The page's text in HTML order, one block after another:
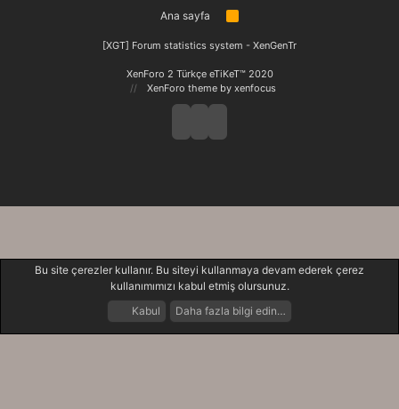
Ana sayfa
R
[XGT] Forum statistics system - XenGenTr
XenForo 2 Türkçe eTiKeT™ 2020
XenForo theme by xenfocus
Neler Yeni Giriş Yap
Bu site çerezler kullanır. Bu siteyi kullanmaya devam ederek çerez
kullanımımızı kabul etmiş olursunuz.
Kabul
Daha fazla bilgi edin…